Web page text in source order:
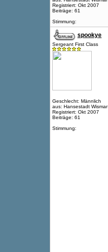
Registriert: Okt 2007
Beiträge: 61
Stimmung:
spookye
Sergeant First Class
Geschlecht: Männlich
aus: Hansestadt Wismar
Registriert: Okt 2007
Beiträge: 61
Stimmung: